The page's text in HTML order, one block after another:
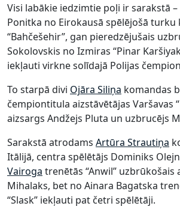
Visi labākie iedzimtie poļi ir sarakstā
Ponitka no Eirokausā spēlējošā turku
“Bahčešehir”, gan pieredzējušais
Sokolovskis no Izmiras “Pinar
iekļauti virkne solīdajā Polijas
To starpā divi Ojāra Siliņa komandas
čempiontitula aizstāvētājas Varšavas
aizsargs Andžejs Pluta un uzbrucējs
Sarakstā atrodams Artūra Strautiņa
Itālijā, centra spēlētājs Dominiks
Vairoga trenētās “Anwil” uzbrūkošais
Mihalaks, bet no Ainara Bagatska
“Slask” iekļauti pat četri spēlētāji.